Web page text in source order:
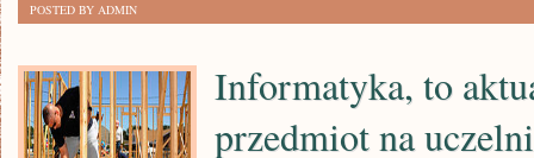
POSTED BY ADMIN
Informatyka, to
przedmiot na